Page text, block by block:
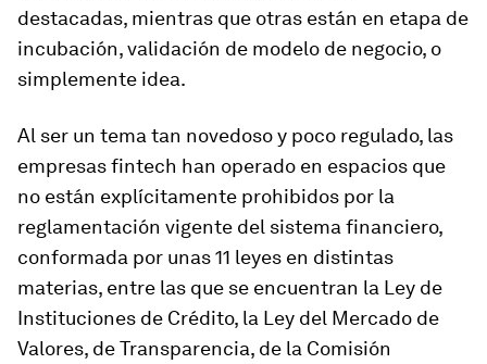
destacadas, mientras que otras están en etapa de
incubación, validación de modelo de negocio, o
simplemente idea.
Al ser un tema tan novedoso y poco regulado, las
empresas fintech han operado en espacios que
no están explícitamente prohibidos por la
reglamentación vigente del sistema financiero,
conformada por unas 11 leyes en distintas
materias, entre las que se encuentran la Ley de
Instituciones de Crédito, la Ley del Mercado de
Valores, de Transparencia, de la Comisión